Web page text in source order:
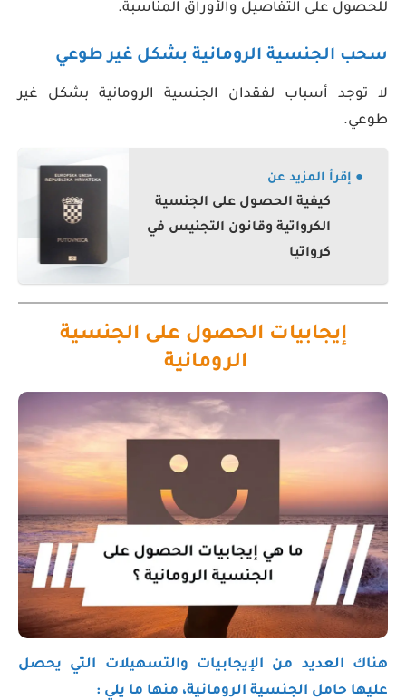
للحصول على التفاصيل والأوراق المناسبة.
سحب الجنسية الرومانية بشكل غير طوعي
لا توجد أسباب لفقدان الجنسية الرومانية بشكل غير
طوعي.
● إقرأ المزيد عن
كيفية الحصول على الجنسية
الكرواتية وقانون التجنيس في
كرواتيا
إيجابيات الحصول على الجنسية
الرومانية
هناك العديد من الإيجابيات والتسهيلات التي يحصل
عليها حامل الجنسية الرومانية، منها ما يلي :